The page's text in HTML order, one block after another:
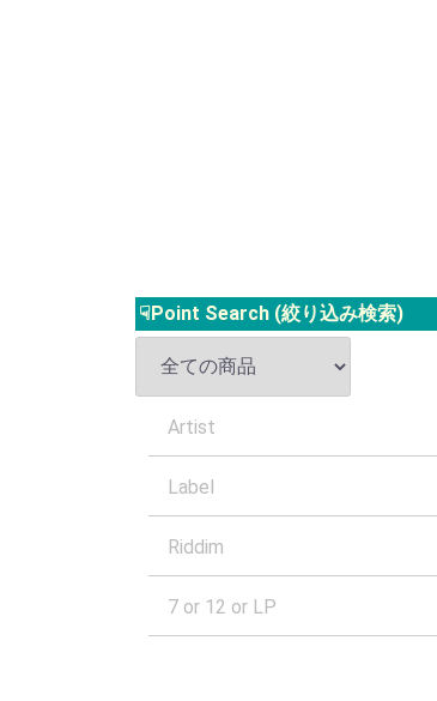
☟Point Search (絞り込み検索)